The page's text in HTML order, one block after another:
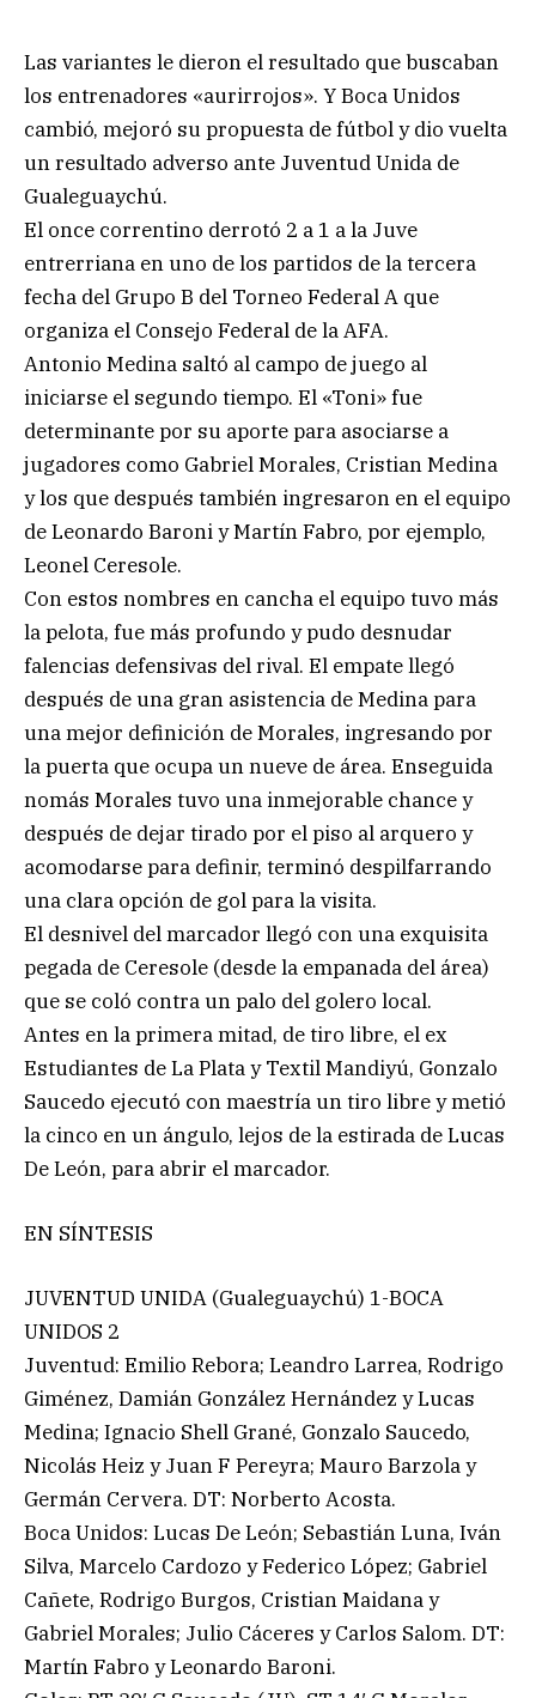
Las variantes le dieron el resultado que buscaban
los entrenadores «aurirrojos». Y Boca Unidos
cambió, mejoró su propuesta de fútbol y dio vuelta
un resultado adverso ante Juventud Unida de
Gualeguaychú.
El once correntino derrotó 2 a 1 a la Juve
entrerriana en uno de los partidos de la tercera
fecha del Grupo B del Torneo Federal A que
organiza el Consejo Federal de la AFA.
Antonio Medina saltó al campo de juego al
iniciarse el segundo tiempo. El «Toni» fue
determinante por su aporte para asociarse a
jugadores como Gabriel Morales, Cristian Medina
y los que después también ingresaron en el equipo
de Leonardo Baroni y Martín Fabro, por ejemplo,
Leonel Ceresole.
Con estos nombres en cancha el equipo tuvo más
la pelota, fue más profundo y pudo desnudar
falencias defensivas del rival. El empate llegó
después de una gran asistencia de Medina para
una mejor definición de Morales, ingresando por
la puerta que ocupa un nueve de área. Enseguida
nomás Morales tuvo una inmejorable chance y
después de dejar tirado por el piso al arquero y
acomodarse para definir, terminó despilfarrando
una clara opción de gol para la visita.
El desnivel del marcador llegó con una exquisita
pegada de Ceresole (desde la empanada del área)
que se coló contra un palo del golero local.
Antes en la primera mitad, de tiro libre, el ex
Estudiantes de La Plata y Textil Mandiyú, Gonzalo
Saucedo ejecutó con maestría un tiro libre y metió
la cinco en un ángulo, lejos de la estirada de Lucas
De León, para abrir el marcador.
EN SÍNTESIS
JUVENTUD UNIDA (Gualeguaychú) 1-BOCA
UNIDOS 2
Juventud: Emilio Rebora; Leandro Larrea, Rodrigo
Giménez, Damián González Hernández y Lucas
Medina; Ignacio Shell Grané, Gonzalo Saucedo,
Nicolás Heiz y Juan F Pereyra; Mauro Barzola y
Germán Cervera. DT: Norberto Acosta.
Boca Unidos: Lucas De León; Sebastián Luna, Iván
Silva, Marcelo Cardozo y Federico López; Gabriel
Cañete, Rodrigo Burgos, Cristian Maidana y
Gabriel Morales; Julio Cáceres y Carlos Salom. DT:
Martín Fabro y Leonardo Baroni.